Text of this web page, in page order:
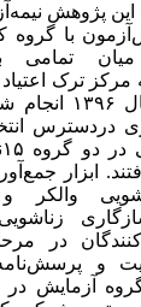
پژوهش
با گروه
تمامی
ترک اعتیاد
دردسترس
ابزار
والکر و
زناشویی
در
و پرسش‌نامه
آزمایش در